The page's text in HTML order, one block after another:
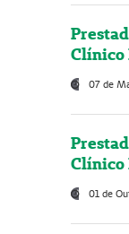
Clínico
07 de
Clínico
01 de